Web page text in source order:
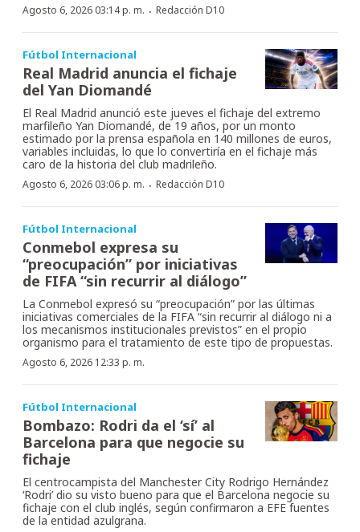
Agosto 6, 2026 03:14 p. m. · Redacción D10
Fútbol Internacional
Real Madrid anuncia el fichaje
del Yan Diomandé
El Real Madrid anunció este jueves el fichaje del extremo
marfileño Yan Diomandé, de 19 años, por un monto
estimado por la prensa española en 140 millones de euros,
variables incluidas, lo que lo convertiría en el fichaje más
caro de la historia del club madrileño.
Agosto 6, 2026 03:06 p. m. · Redacción D10
Fútbol Internacional
Conmebol expresa su
“preocupación” por iniciativas
de FIFA “sin recurrir al diálogo”
La Conmebol expresó su “preocupación” por las últimas
iniciativas comerciales de la FIFA “sin recurrir al diálogo ni a
los mecanismos institucionales previstos” en el propio
organismo para el tratamiento de este tipo de propuestas.
Agosto 6, 2026 12:33 p. m.
Fútbol Internacional
Bombazo: Rodri da el ‘sí’ al
Barcelona para que negocie su
fichaje
El centrocampista del Manchester City Rodrigo Hernández
‘Rodri’ dio su visto bueno para que el Barcelona negocie su
fichaje con el club inglés, según confirmaron a EFE fuentes
de la entidad azulgrana.